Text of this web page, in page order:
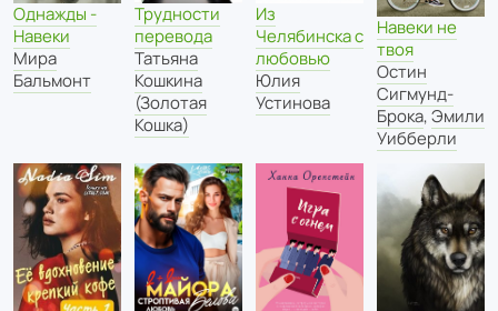
Однажды -
Навеки
Мира
Бальмонт
Трудности
перевода
Татьяна
Кошкина
(Золотая
Кошка)
Из
Челябинска с
любовью
Юлия
Устинова
Навеки не
твоя
Остин
Сигмунд-
Брока,Эмили
Уибберли